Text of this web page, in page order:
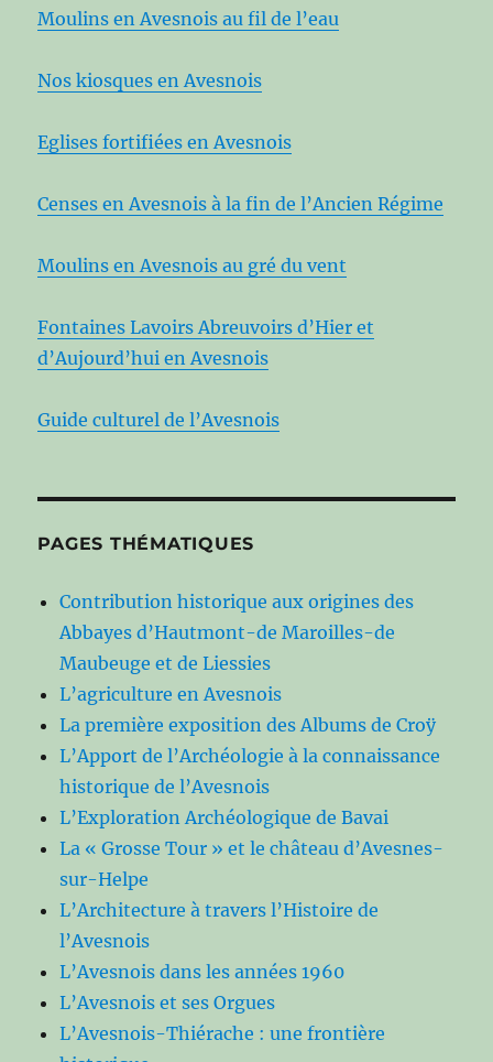
Moulins en Avesnois au fil de l’eau
Nos kiosques en Avesnois
Eglises fortifiées en Avesnois
Censes en Avesnois à la fin de l’Ancien Régime
Moulins en Avesnois au gré du vent
Fontaines Lavoirs Abreuvoirs d’Hier et
d’Aujourd’hui en Avesnois
Guide culturel de l’Avesnois
PAGES THÉMATIQUES
Contribution historique aux origines des
Abbayes d’Hautmont-de Maroilles-de
Maubeuge et de Liessies
L’agriculture en Avesnois
La première exposition des Albums de Croÿ
L’Apport de l’Archéologie à la connaissance
historique de l’Avesnois
L’Exploration Archéologique de Bavai
La « Grosse Tour » et le château d’Avesnes-
sur-Helpe
L’Architecture à travers l’Histoire de
l’Avesnois
L’Avesnois dans les années 1960
L’Avesnois et ses Orgues
L’Avesnois-Thiérache : une frontière